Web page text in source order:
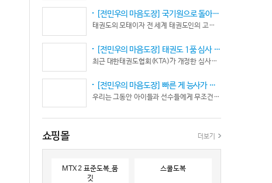
좋게만 보지 말고 잘하는 건 잘한다고 인정해주고
못하는 건 고치도록 해주셔야지어떠한 글인지 파악
도 못하고 일방적으로 나쁘게 표현하는 글은 보기가
좋지 않습니다.
[전민우의 마음도장] 국기원으로 돌아온 한마당… 그 안에서 마주하는 '도장(道場)의 본질’
태권도의 모태이자 전 세계 태권도인의 고향, 국기원 도장 위에 다시 뜨거운 기합 소리가 웅장하게 울려 퍼질 예정이다. 오랜만에 국기원에서 펼쳐지는 이번 세계태권도한마당은 단순한 대회 개최를 넘어 국경과 인종, 세대를 넘어 하나의 마음으로 모인 전 세계 태권도인들의 가슴속에 묵직한 설렘과 숭고한 감회를 불러일으킨다.
[전민우의 마음도장] 태권도 1품 심사 완화... 문턱은 낮아졌지만, 계단은 더욱 가팔라졌다!
최근 대한태권도협회(KTA)가 개정한 심사시행 규정이 도장가에 화두를 던지고 있다. 저연령 1품(단) 심사 시 지정 품새의 추첨 범위와 시기를 완화해 각 시도협회가 사실상 태극 1장부터 5장까지로 지정을 축소할 수 있는 제도적 근거를 마련했다.
[전민우의 마음도장] 빠른 게 능사가 아니다… 엘리트 선수의 '기다림'
우리는 그동안 아이들과 선수들에게 무조건 “빨리 반응하라”고 다그치기만 했던 것은 아닐까? 진정한 탁월함은 단순히 근육의 수축 속도가 빠른 데서 오지 않는다. 복잡하고 긴박한 1대 1 격투 상황 속에서 ‘언제 멈추고, 언제 폭발할 것인가’를 통제하는 타이밍 조절 능력과 상황 인식(Situational Awareness)에서 온다.
쇼핑몰 더보기
MTX 2 표준도복_품
깃
스쿨도복